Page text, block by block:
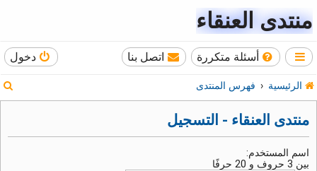
منتدى العنقاء
أسئلة متكررة اتصل بنا دخول
الرئيسية فهرس المنتدى
منتدى العنقاء - التسجيل
اسم المستخدم:
بين 3 حروف و 20 حرفًا